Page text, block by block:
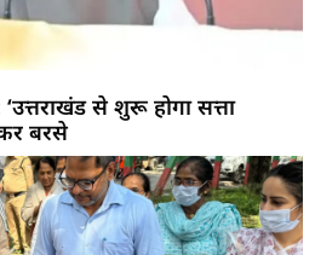
से शुरू होगा सत्ता
बरसे